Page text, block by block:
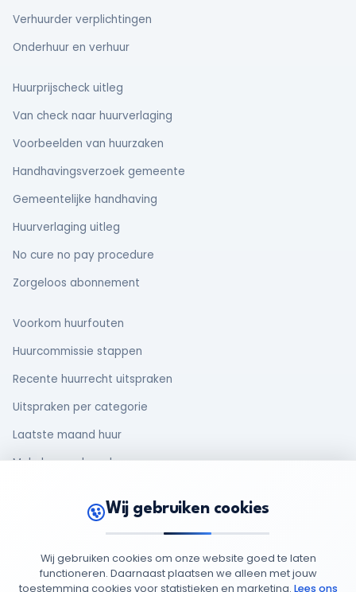
Verhuurder verplichtingen
Onderhuur en verhuur
Huurprijscheck uitleg
Van check naar huurverlaging
Voorbeelden van huurzaken
Handhavingsverzoek gemeente
Gemeentelijke handhaving
Huurverlaging uitleg
No cure no pay procedure
Zorgeloos abonnement
Voorkom huurfouten
Huurcommissie stappen
Recente huurrecht uitspraken
Uitspraken per categorie
Laatste maand huur
Makelaar en huurder
Rechten van huurders
Wij gebruiken cookies
Wij gebruiken cookies om onze website goed te laten
functioneren. Daarnaast plaatsen we alleen met jouw
toestemming cookies voor statistieken en marketing. Lees ons